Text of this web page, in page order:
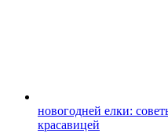
новогодней елки:
красавицей